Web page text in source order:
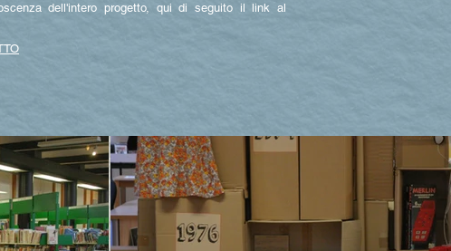
dell'intero progetto, qui di seguito il link al